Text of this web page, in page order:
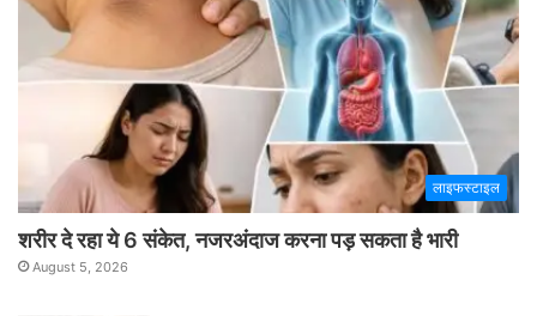
लाइफस्टाइल
शरीर दे रहा ये 6 संकेत, नजरअंदाज करना पड़ सकता है भारी
August 5, 2026